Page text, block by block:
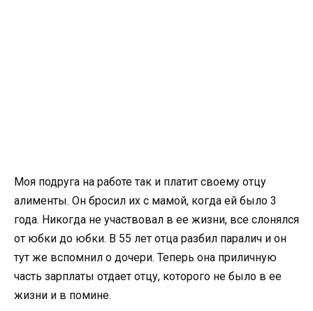
Моя подруга на работе так и платит своему отцу
алименты. Он бросил их с мамой, когда ей было 3
года. Никогда не участвовал в ее жизни, все слонялся
от юбки до юбки. В 55 лет отца разбил паралич и он
тут же вспомнил о дочери. Теперь она приличную
часть зарплаты отдает отцу, которого не было в ее
жизни и в помине.